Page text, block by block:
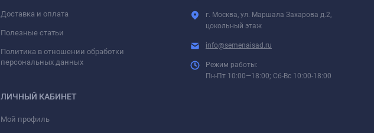
Доставка и оплата
Полезные статьи
Политика в отношении обработки
персональных данных
ЛИЧНЫЙ КАБИНЕТ
Мой профиль
г. Москва, ул. Маршала Захарова д.2,
цокольный этаж
info@semenaisad.ru
Режим работы:
Пн-Пт 10:00—18:00; Сб-Вс 10:00-18:00